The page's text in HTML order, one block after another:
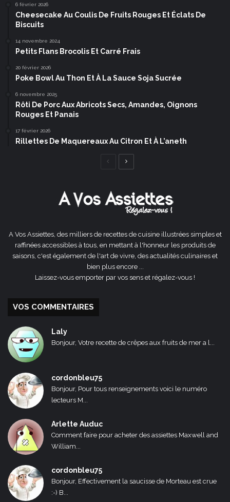
6 février 2026
Cheesecake Au Coulis De Fruits Rouges Et Éclats De
Biscuits
14 novembre 2024
Petits Flans Brocolis Et Carré Frais
20 février 2026
Poke Bowl Au Thon Et À La Sauce Soja Sucrée
6 novembre 2025
Rôti De Porc Aux Abricots Secs, Amandes, Oignons
Rouges Et Panais
17 février 2026
Rillettes De Maquereaux Au Citron Et À L’aneth
Page
A Vos Assiettes, des milliers de recettes de cuisine illustrées simples et
raffinées accessibles à tous, en mettant à l'honneur les produits de
saisons, c'est également de l'art de vivre, des actualités culinaires et
bien plus encore ...
Laissez-vous emporter par vos sens et régalez-vous !
VOS COMMENTAIRES
Laly
Bonjour, Votre recette de crêpes aux fruits de mer a l...
cordonbleu75
Bonjour, Pour tous renseignements voici le numéro
lecteurs M...
Arlette Auduc
Comment faire pour acheter des assiettes Maxwell and
William...
cordonbleu75
Bonjour, Effectivement la saucisse de Morteau est crue
:-) B...